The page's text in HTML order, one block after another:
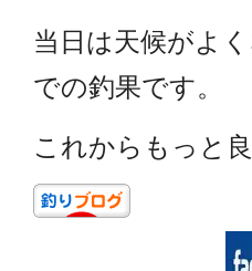
当日は天候がよ
での釣果です。
これからもっと